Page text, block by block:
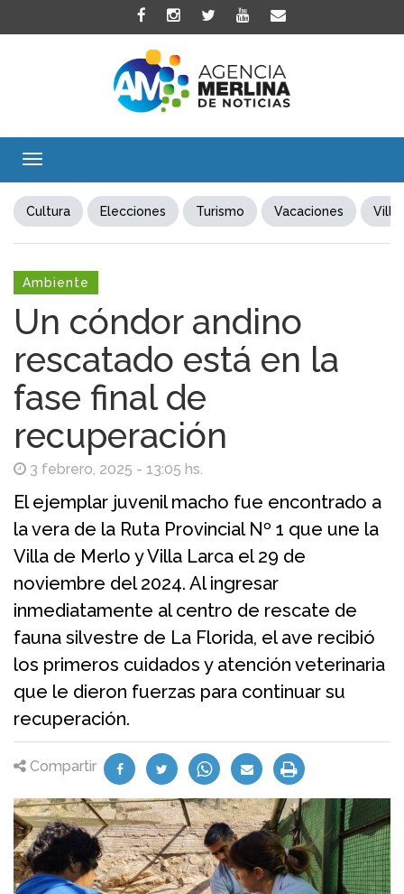
Toggle
Cultura Elecciones Turismo Vacaciones Villa
Ambiente
Un cóndor andino
rescatado está en la
fase final de
recuperación
3 febrero, 2025 - 13:05 hs.
El ejemplar juvenil macho fue encontrado a
la vera de la Ruta Provincial Nº 1 que une la
Villa de Merlo y Villa Larca el 29 de
noviembre del 2024. Al ingresar
inmediatamente al centro de rescate de
fauna silvestre de La Florida, el ave recibió
los primeros cuidados y atención veterinaria
que le dieron fuerzas para continuar su
recuperación.
Compartir